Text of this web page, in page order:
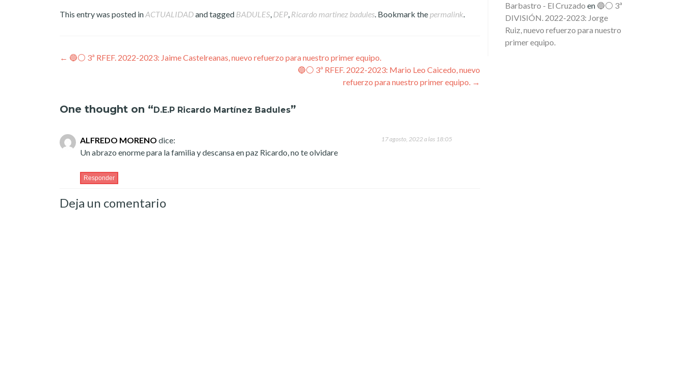
This entry was posted in ACTUALIDADand tagged BADULES DEP Ricardo martinez badules . Bookmark the permalink
Post
← 🔵⚪️ 3ª RFEF. 2022-2023: Jaime Castelreanas, nuevo refuerzo para nuestro primer equipo.
🔵⚪️ 3ª RFEF. 2022-2023: Mario Leo Caicedo, nuevo
refuerzo para nuestro primer equipo. →
One thought on “D.E.P Ricardo Martínez Badules”
ALFREDO MORENO dice: 17 agosto, 2022 a las 18:05
Un abrazo enorme para la familia y descansa en paz Ricardo, no te olvidare
Responder
Deja un comentario
Barbastro - El Cruzado en 🔵⚪️ 3ª
DIVISIÓN. 2022-2023: Jorge
Ruiz, nuevo refuerzo para nuestro
primer equipo.